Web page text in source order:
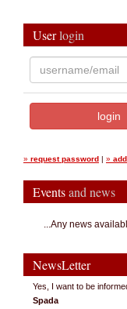
Userlogin
» request password | »
Eventsand news
...Any news
NewsLetter
Yes, I want to be
Spada